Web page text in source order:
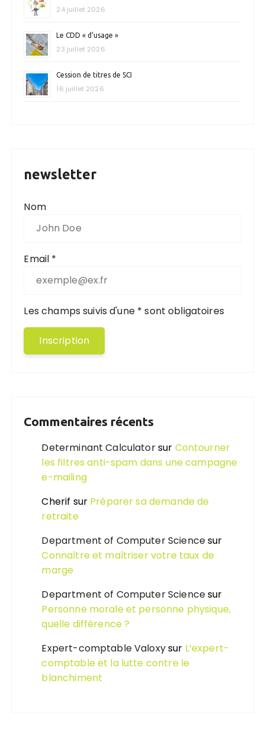
24 juillet 2026
Le CDD « d’usage »
23 juillet 2026
Cession de titres de SCI
16 juillet 2026
newsletter
Nom
Email *
Les champs suivis d'une * sont obligatoires
Commentaires récents
Determinant Calculatorsur Contourner
les filtres anti-spam dans une campagne
e-mailing
Cherif sur Préparer sa demande de
retraite
Department of Computer Sciencesur
Connaître et maîtriser votre taux de
marge
Department of Computer Sciencesur
Personne morale et personne physique,
quelle différence ?
Expert-comptable Valoxysur L’expert-
comptable et la lutte contre le
blanchiment